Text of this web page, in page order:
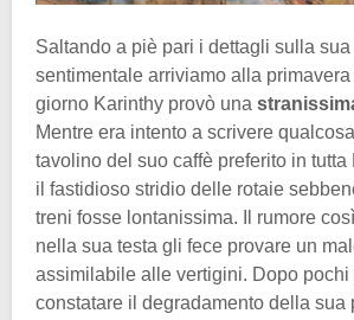
Saltando a piè pari i dettagli sulla
sentimentale arriviamo alla
giorno Karinthy provò una
Mentre era intento a scrivere
tavolino del suo caffè preferito in tutta
il fastidioso stridio delle rotaie
treni fosse lontanissima. Il rumore
nella sua testa gli fece provare un
assimilabile alle vertigini. Dopo pochi
constatare il degradamento della sua